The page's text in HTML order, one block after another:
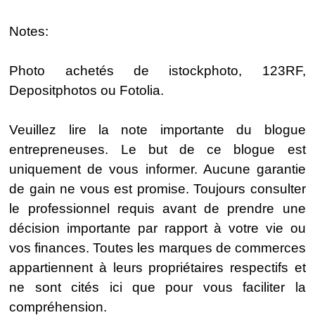
Notes:
Photo achetés de istockphoto, 123RF,
Depositphotos ou Fotolia.
Veuillez lire la note importante du blogue
entrepreneuses. Le but de ce blogue est
uniquement de vous informer. Aucune garantie
de gain ne vous est promise. Toujours consulter
le professionnel requis avant de prendre une
décision importante par rapport à votre vie ou
vos finances. Toutes les marques de commerces
appartiennent à leurs propriétaires respectifs et
ne sont cités ici que pour vous faciliter la
compréhension.